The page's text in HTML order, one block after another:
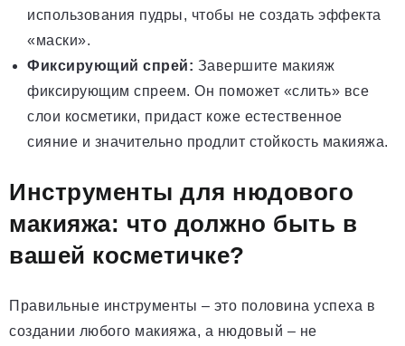
использования пудры, чтобы не создать эффекта
«маски».
Фиксирующий спрей: Завершите макияж
фиксирующим спреем. Он поможет «слить» все
слои косметики, придаст коже естественное
сияние и значительно продлит стойкость макияжа.
Инструменты для нюдового
макияжа: что должно быть в
вашей косметичке?
Правильные инструменты – это половина успеха в
создании любого макияжа, а нюдовый – не